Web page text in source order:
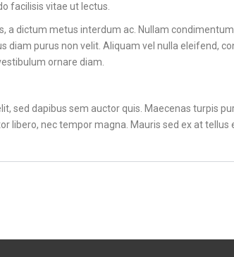
facilisis vitae ut lectus.
a dictum metus interdum ac. Nullam
diam purus non velit. Aliquam vel nulla eleifend,
ornare diam.
sed dapibus sem auctor quis. Maecenas turpis
libero, nec tempor magna. Mauris sed ex at